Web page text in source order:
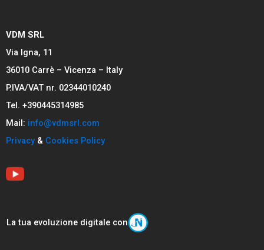
VDM SRL
Via Igna, 11
36010 Carrè – Vicenza – Italy
P.IVA/VAT nr. 02344010240
Tel. +390445314985
Mail: info@vdmsrl.com
Privacy& Cookies Policy
La tua evoluzione digitale con